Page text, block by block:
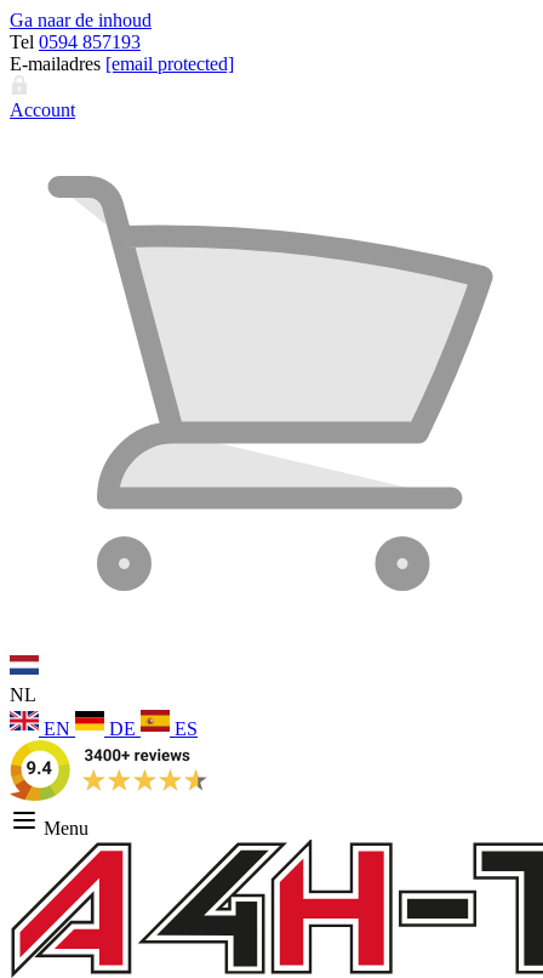
Ga naar de inhoud
Tel 0594 857193
E-mailadres [email protected]
Account
NL
EN
DE ES
Menu